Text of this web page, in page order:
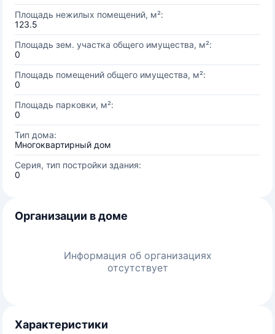
Площадь нежилых помещений, м²:
123.5
Площадь зем. участка общего имущества, м²:
0
Площадь помещений общего имущества, м²:
0
Площадь парковки, м²:
0
Тип дома:
Многоквартирный дом
Серия, тип постройки здания:
0
Организации в доме
Информация об организациях
отсутствует
Характеристики